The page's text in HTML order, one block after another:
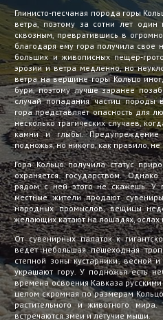
Глинисто-песчаная порода горы
ветра, поэтому за сотни лет
сквозным, превратившись в
благодаря ему гора получила свое
больших и живописных пещер-
эрозии и ветра медленно, но
ветра на вершине горы Кольцо
бури, поэтому лучше заранее
случай попадания частиц породы
гора представляет опасность для
несколько трагических случаев,
камни и глыбы.
подножья, но никого, как правило, не
Гора Кольцо получила статус
охраняется государством.
рядом с ней этого не скажешь. У
местные жители продают
народных промыслов, вещицы
желающих катают на лошадях,
От сувенирных палаток к
ведет небольшая пешеходная
степной зоны кустарники; весной
украшают гору. У подножья есть
времена освоения Кавказа
целом скромная по размерам
растительного и животного
встречаются змеи и летучие мыши.